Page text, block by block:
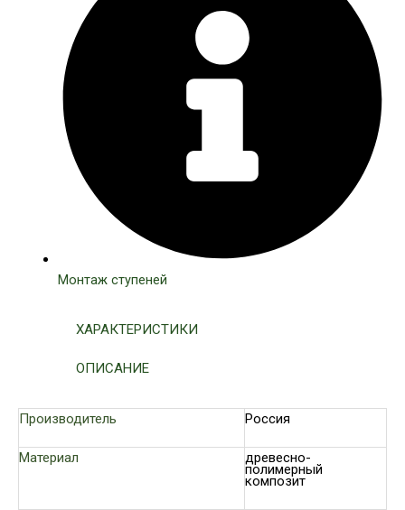
Монтаж ступеней
ХАРАКТЕРИСТИКИ
ОПИСАНИЕ
Производитель Россия
Материал древесно-
полимерный
композит